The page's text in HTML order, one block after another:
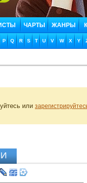
ЧАРТЫ ЖАНРЫ
P Q R S T U V W X Y
или